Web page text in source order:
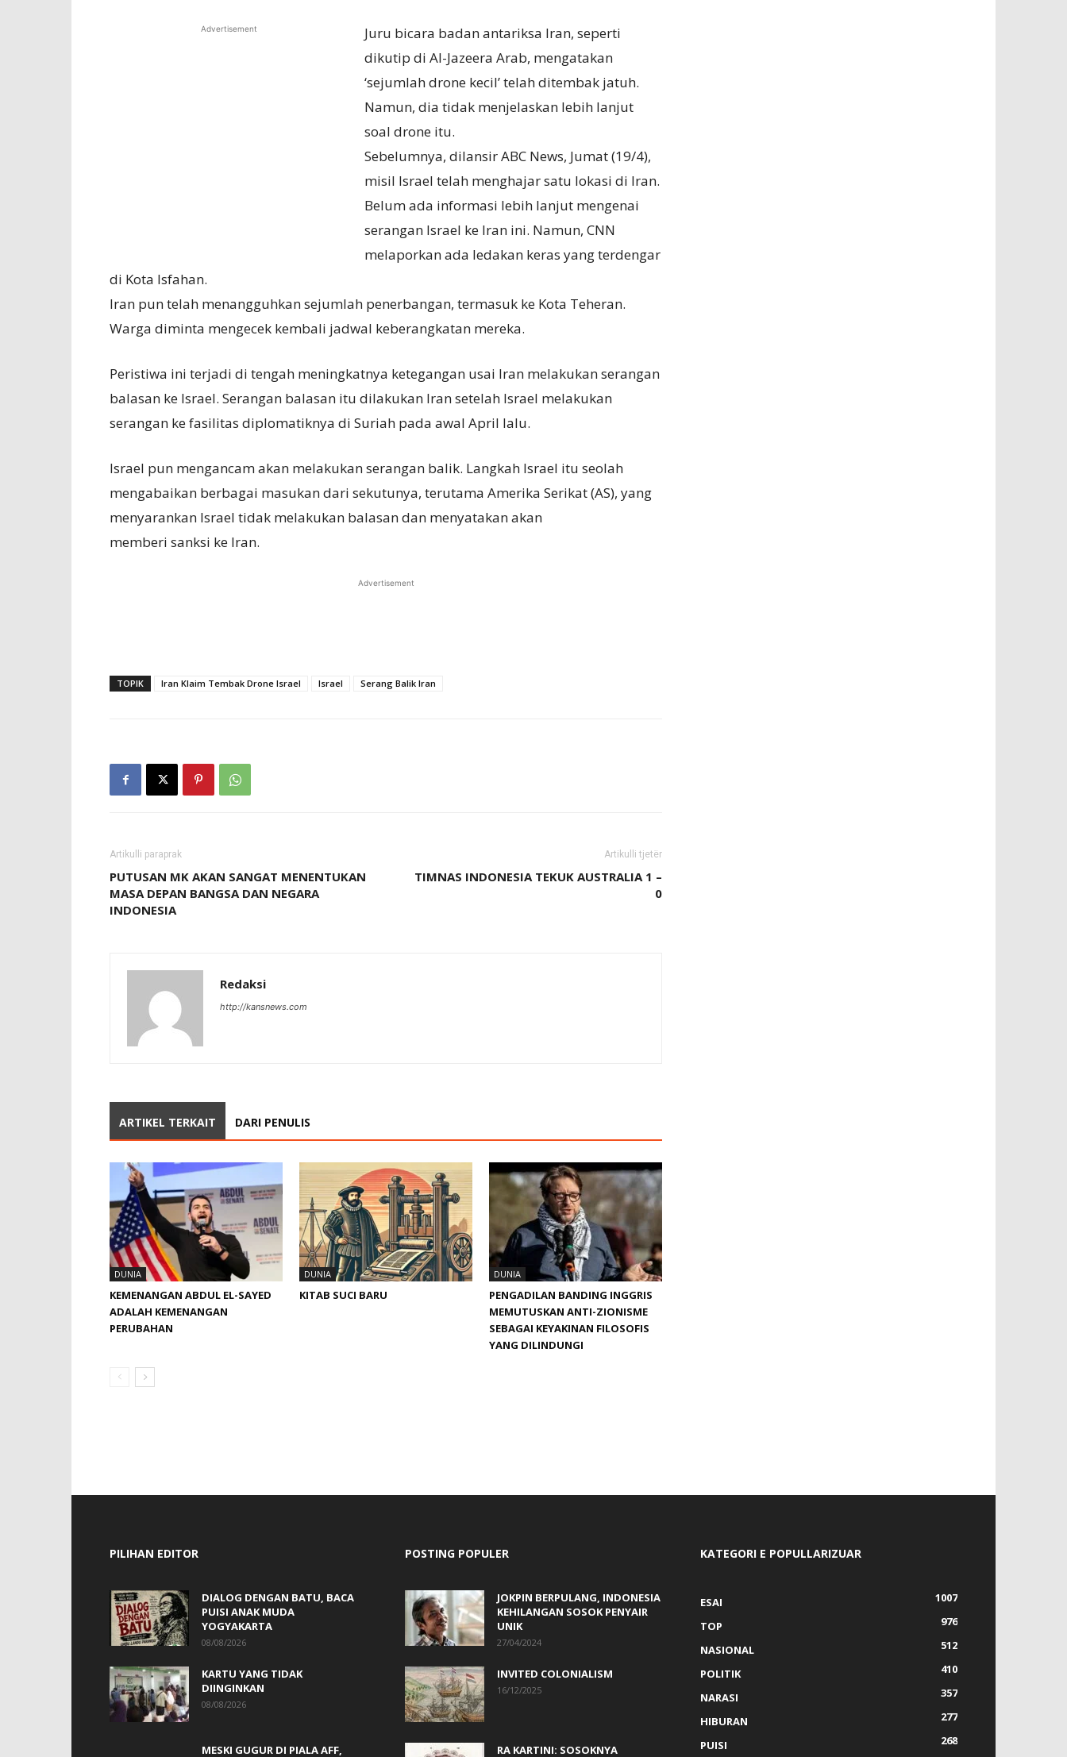
Advertisement
Juru bicara badan antariksa Iran, seperti
dikutip di Al-Jazeera Arab, mengatakan
‘sejumlah drone kecil’ telah ditembak jatuh.
Namun, dia tidak menjelaskan lebih lanjut
soal drone itu.
Sebelumnya, dilansir ABC News, Jumat (19/4),
misil Israel telah menghajar satu lokasi di Iran.
Belum ada informasi lebih lanjut mengenai
serangan Israel ke Iran ini. Namun, CNN
melaporkan ada ledakan keras yang terdengar
di Kota Isfahan.
Iran pun telah menangguhkan sejumlah penerbangan, termasuk ke Kota Teheran.
Warga diminta mengecek kembali jadwal keberangkatan mereka.
Peristiwa ini terjadi di tengah meningkatnya ketegangan usai Iran melakukan serangan
balasan ke Israel. Serangan balasan itu dilakukan Iran setelah Israel melakukan
serangan ke fasilitas diplomatiknya di Suriah pada awal April lalu.
Israel pun mengancam akan melakukan serangan balik. Langkah Israel itu seolah
mengabaikan berbagai masukan dari sekutunya, terutama Amerika Serikat (AS), yang
menyarankan Israel tidak melakukan balasan dan menyatakan akan
memberi sanksi ke Iran.
Advertisement
TOPIK Iran Klaim Tembak Drone Israel Israel Serang Balik Iran
Artikulli paraprak
PUTUSAN MK AKAN SANGAT MENENTUKAN
MASA DEPAN BANGSA DAN NEGARA
INDONESIA
Artikulli tjetër
TIMNAS INDONESIA TEKUK AUSTRALIA 1 –
0
Redaksi
http://kansnews.com
ARTIKEL TERKAIT DARI PENULIS
DUNIA
KEMENANGAN ABDUL EL-SAYED
ADALAH KEMENANGAN
PERUBAHAN
DUNIA
KITAB SUCI BARU
DUNIA
PENGADILAN BANDING INGGRIS
MEMUTUSKAN ANTI-ZIONISME
SEBAGAI KEYAKINAN FILOSOFIS
YANG DILINDUNGI
PILIHAN EDITOR
DIALOG DENGAN BATU, BACA
PUISI ANAK MUDA
YOGYAKARTA
08/08/2026
KARTU YANG TIDAK
DIINGINKAN
08/08/2026
MESKI GUGUR DI PIALA AFF,
POSTING POPULER
JOKPIN BERPULANG, INDONESIA
KEHILANGAN SOSOK PENYAIR
UNIK
27/04/2024
INVITED COLONIALISM
16/12/2025
RA KARTINI: SOSOKNYA
KATEGORI E POPULLARIZUAR
ESAI
1007
TOP
976
NASIONAL
512
POLITIK
410
NARASI
357
HIBURAN
277
PUISI
268